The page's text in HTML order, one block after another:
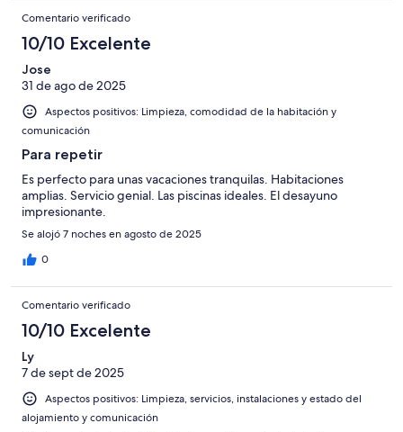
Comentario verificado
10/10 Excelente
Jose
31 de ago de 2025
Aspectos positivos: Limpieza, comodidad de la habitación y
comunicación
Para repetir
Es perfecto para unas vacaciones tranquilas. Habitaciones
amplias. Servicio genial. Las piscinas ideales. El desayuno
impresionante.
Se alojó 7 noches en agosto de 2025
0
Comentario verificado
10/10 Excelente
Ly
7 de sept de 2025
Aspectos positivos: Limpieza, servicios, instalaciones y estado del
alojamiento y comunicación